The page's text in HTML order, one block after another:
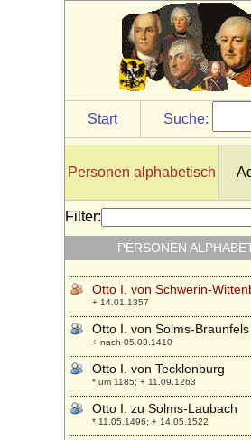
Start Suche:
Personen alphabetisch
Filter:
PERSONEN
* 1047; + 11.01.1083
Otto I. von Orlamünde,
Meißen (Otto I. von
+ 1067
Otto I. von Pfalz-Mosbach
* 24.08.1390; + 05.07.1461
Otto I. von Pommern-Stettin
Otto I. von Rheineck (Otto
* 1080; + 1150
Otto I. von Rietberg
* vor 1293; + 31.12.1347
Otto I. von Scheyern
+ 04.12.1072 ? (1078)
Otto I. von Schwerin-
+ 14.01.1357
Otto I. von Solms-Braunfels
+ nach 05.03.1410
Otto I. von Tecklenburg
* um 1185; + 11.09.1263
Otto I. zu Solms-Laubach
* 11.05.1496; + 14.05.1522